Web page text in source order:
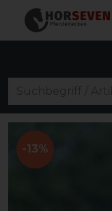
-13%